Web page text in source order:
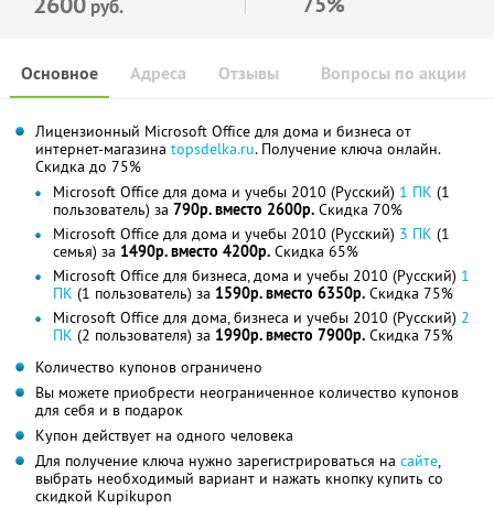
руб.
Основное Отзывы Вопросы по акции
Адреса
Лицензионный Microsoft Office для дома и бизнеса от
интернет-магазина topsdelka.ru. Получение ключа онлайн.
Скидка до 75%
Microsoft Office для дома и учебы 2010 (Русский) 1 ПК (1
пользователь) за 790р. вместо 2600р. Скидка 70%
Microsoft Office для дома и учебы 2010 (Русский) 3 ПК (1
семья) за 1490р. вместо 4200р. Скидка 65%
Microsoft Office для бизнеса, дома и учебы 2010 (Русский) 1
ПК (1 пользователь) за 1590р. вместо 6350р. Скидка 75%
Microsoft Office для дома, бизнеса и учебы 2010 (Русский) 2
ПК (2 пользователя) за 1990р. вместо 7900р. Скидка 75%
Количество купонов ограничено
Вы можете приобрести неограниченное количество купонов
для себя и в подарок
Купон действует на одного человека
Для получение ключа нужно зарегистрироваться на сайте,
выбрать необходимый вариант и нажать кнопку купить со
скидкой Kupikupon